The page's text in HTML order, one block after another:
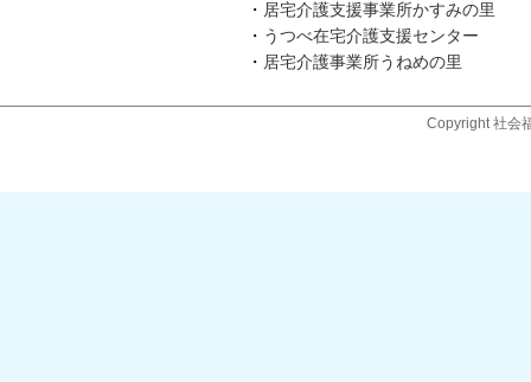
・ 居宅介護支援事業所かすみの里
・ うつべ在宅介護支援センター
・ 居宅介護事業所うねめの里
Copyright 社会